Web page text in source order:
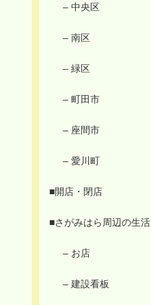
– 中央区
– 南区
– 緑区
– 町田市
– 座間市
– 愛川町
■開店・閉店
■さがみはら周辺の生活
– お店
– 建設看板